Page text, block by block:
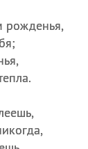
рожденья,